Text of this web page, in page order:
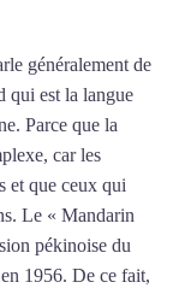
généralement de
qui est la langue
Parce que la
car les
et que ceux qui
Le « Mandarin
pékinoise du
1956. De ce fait,